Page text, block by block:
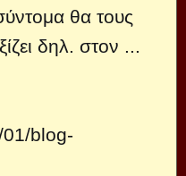
θα τους
δηλ. στον ...
blog-